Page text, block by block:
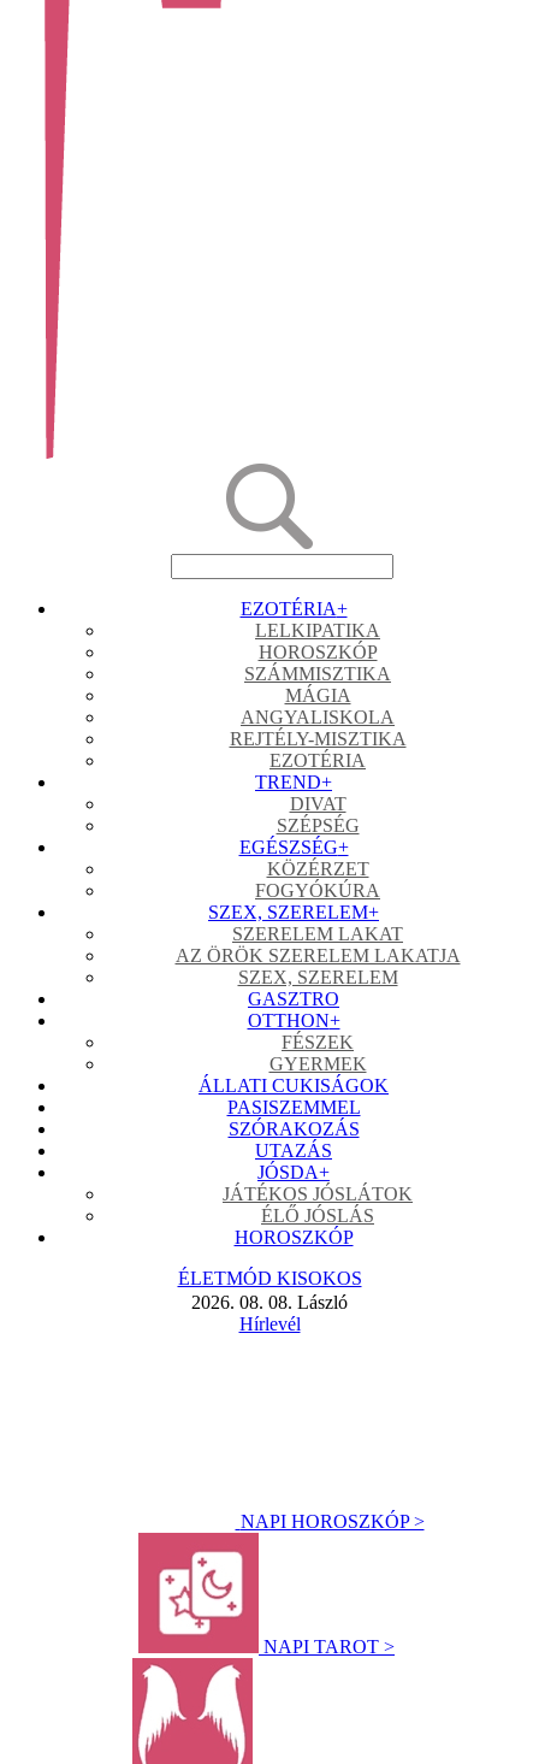
EZOTÉRIA+
LELKIPATIKA
HOROSZKÓP
SZÁMMISZTIKA
MÁGIA
ANGYALISKOLA
REJTÉLY-MISZTIKA
EZOTÉRIA
TREND+
DIVAT
SZÉPSÉG
EGÉSZSÉG+
KÖZÉRZET
FOGYÓKÚRA
SZEX, SZERELEM+
SZERELEM LAKAT
AZ ÖRÖK SZERELEM LAKATJA
SZEX, SZERELEM
GASZTRO
OTTHON+
FÉSZEK
GYERMEK
ÁLLATI CUKISÁGOK
PASISZEMMEL
SZÓRAKOZÁS
UTAZÁS
JÓSDA+
JÁTÉKOS JÓSLÁTOK
ÉLŐ JÓSLÁS
HOROSZKÓP
ÉLETMÓD KISOKOS
2026. 08. 08. László
Hírlevél
NAPI HOROSZKÓP >
NAPI TAROT >